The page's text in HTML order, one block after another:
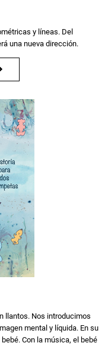
y líneas. Del
una nueva dirección.
llantos. Nos introducimos
mental y líquida. En su
Con la música, el bebé